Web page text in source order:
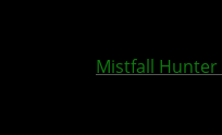
Mistfall Hunter